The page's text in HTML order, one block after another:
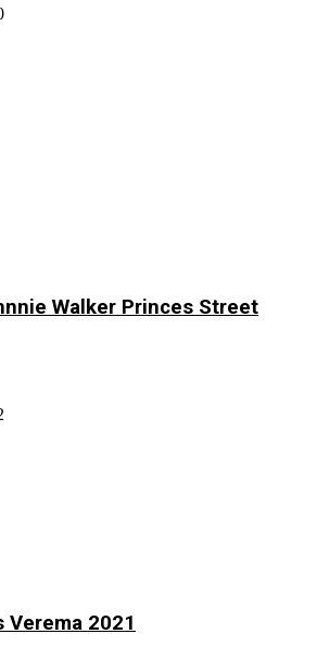
Walker Princes Street
Verema 2021